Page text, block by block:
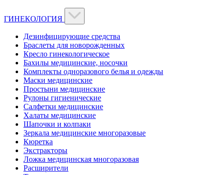
ГИНЕКОЛОГИЯ
Дезинфицирующие средства
Браслеты для новорожденных
Кресло гинекологическое
Бахилы медицинские, носочки
Комплекты одноразового белья и одежды
Маски медицинские
Простыни медицинские
Рулоны гигиенические
Салфетки медицинские
Халаты медицинские
Шапочки и колпаки
Зеркала медицинские многоразовые
Кюретка
Экстракторы
Ложка медицинская многоразовая
Расширители